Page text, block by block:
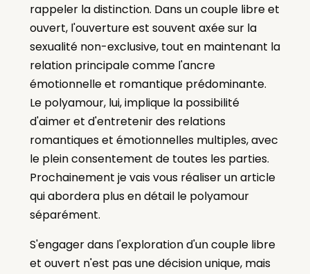
rappeler la distinction. Dans un couple libre et
ouvert, l'ouverture est souvent axée sur la
sexualité non-exclusive, tout en maintenant la
relation principale comme l'ancre
émotionnelle et romantique prédominante.
Le polyamour, lui, implique la possibilité
d'aimer et d'entretenir des relations
romantiques et émotionnelles multiples, avec
le plein consentement de toutes les parties.
Prochainement je vais vous réaliser un article
qui abordera plus en détail le polyamour
séparément.
S'engager dans l'exploration d'un couple libre
et ouvert n'est pas une décision unique, mais